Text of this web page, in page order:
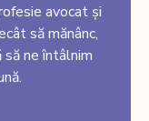
avocat și
să mănânc,
ne întâlnim